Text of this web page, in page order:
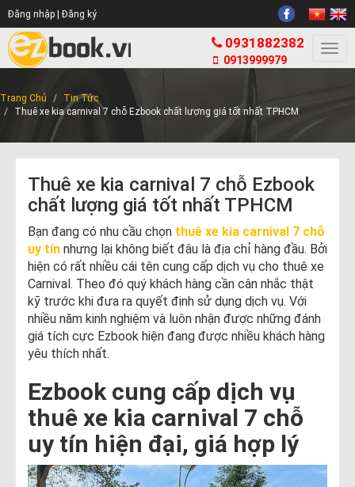
Đăng nhập | Đăng ký
0931882382
0913999979
Trang Chủ
Tin Tức
Thuê xe kia carnival 7 chỗ Ezbook chất lượng giá tốt nhất TPHCM
Thuê xe kia carnival 7 chỗ Ezbook
chất lượng giá tốt nhất TPHCM
Bạn đang có nhu cầu chọn thuê xe kia carnival 7 chỗ
uy tín nhưng lại không biết đâu là địa chỉ hàng đầu. Bởi
hiện có rất nhiều cái tên cung cấp dịch vụ cho thuê xe
Carnival. Theo đó quý khách hàng cần cân nhắc thật
kỹ trước khi đưa ra quyết định sử dụng dịch vụ. Với
nhiều năm kinh nghiệm và luôn nhận được những đánh
giá tích cực Ezbook hiện đang được nhiều khách hàng
yêu thích nhất.
Ezbook cung cấp dịch vụ
thuê xe kia carnival 7 chỗ
uy tín hiện đại, giá hợp lý